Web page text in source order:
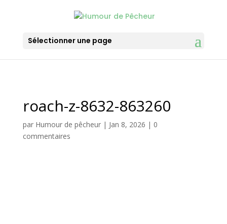
Sélectionner une page
roach-z-8632-863260
par Humour de pêcheur| Jan 8, 2026 | 0
commentaires